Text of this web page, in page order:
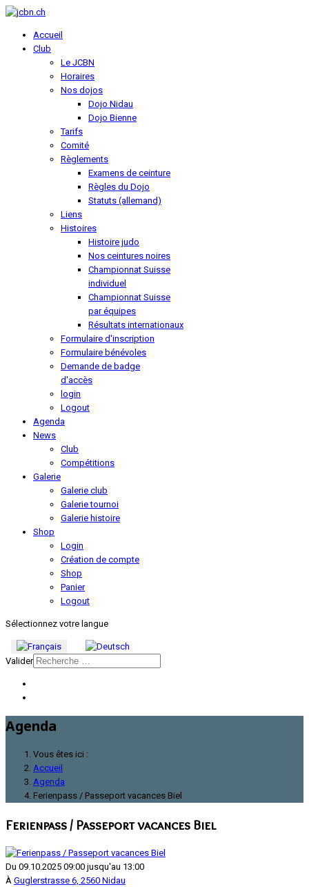
Accueil
Club
Le JCBN
Horaires
Nos dojos
Dojo Nidau
Dojo Bienne
Tarifs
Comité
Règlements
Examens de ceinture
Règles du Dojo
Statuts (allemand)
Liens
Histoires
Histoire judo
Nos ceintures noires
Championnat Suisse
individuel
Championnat Suisse
par équipes
Résultats internationaux
Formulaire d'inscription
Formulaire bénévoles
Demande de badge
d'accès
login
Logout
Agenda
News
Club
Compétitions
Galerie
Galerie club
Galerie tournoi
Galerie histoire
Shop
Login
Création de compte
Shop
Panier
Logout
Sélectionnez votre langue
Valider
Agenda
Vous êtes ici :
Accueil
Agenda
Ferienpass / Passeport vacances Biel
Ferienpass / Passeport vacances Biel
Du 09.10.2025 09:00 jusqu'au 13:00
À Guglerstrasse 6, 2560 Nidau